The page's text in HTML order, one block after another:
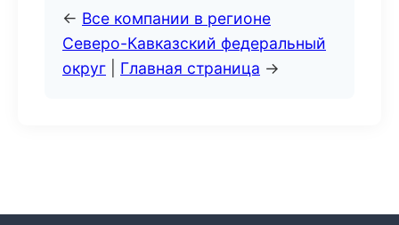
← Все компании в регионе
Северо-Кавказский федеральный
округ
Главная страница →